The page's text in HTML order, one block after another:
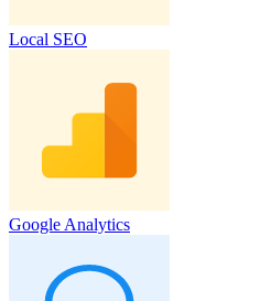
Local SEO
Google Analytics